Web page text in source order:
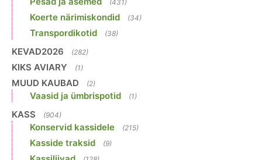
(431)
Koerte närimiskondid (34)
Transpordikotid (38)
KEVAD2026 (282)
KIKS AVIARY (1)
MUUD KAUBAD (2)
Vaasid ja ümbrispotid (1)
KASS (904)
Konservid kassidele (215)
Kasside traksid (9)